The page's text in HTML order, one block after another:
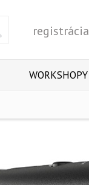
Vyhľadať
registrácia
WORKSHOPY